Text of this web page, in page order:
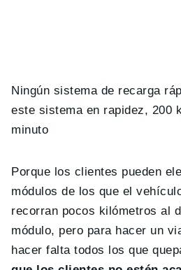
Ningún sistema de recarga
este sistema en rapidez, 200
minuto
Porque los clientes pueden
módulos de los que el
recorran pocos kilómetros al
módulo, pero para hacer un
hacer falta todos los que